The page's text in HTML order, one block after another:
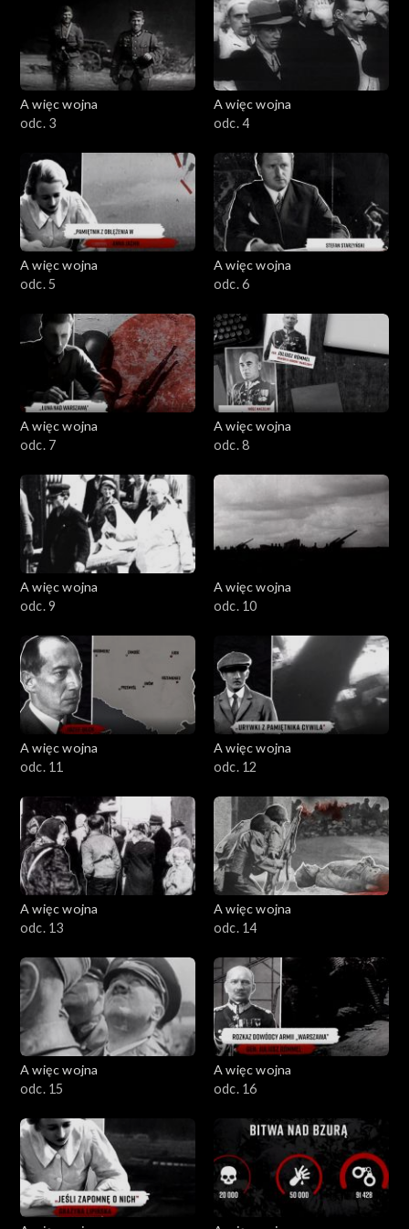
Rejon Umocniony Hel dowodzony przez komandora
Włodzimierza Steyera broni się.
A więc wojna
odc. 3
A więc wojna
odc. 4
A więc wojna
odc. 5
A więc wojna
odc. 6
A więc wojna
odc. 7
A więc wojna
odc. 8
A więc wojna
odc. 9
A więc wojna
odc. 10
A więc wojna
odc. 11
A więc wojna
odc. 12
A więc wojna
odc. 13
A więc wojna
odc. 14
A więc wojna
odc. 15
A więc wojna
odc. 16